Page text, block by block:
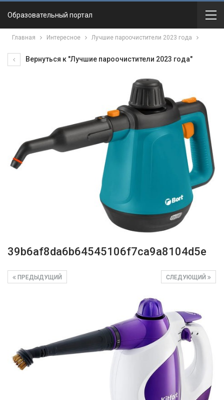
Образовательный портал
Главная Интересное Лучшие пароочистители 2023 года
Вернуться к "Лучшие пароочистители 2023 года"
39b6af8da6b64545106f7ca9a8104d5e
СЛЕДУЮЩИЙ
ПРЕДЫДУЩИЙ